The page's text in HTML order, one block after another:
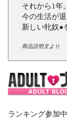
それから1年。
今の生活が
新しい牝奴●
商品説明文より
ランキング参加